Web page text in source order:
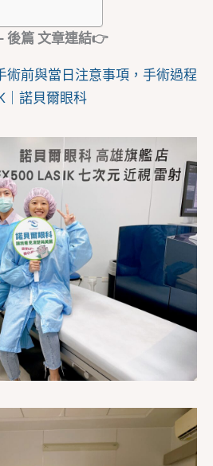
後篇 文章連結👉
術前與當日注意事項，手術過程
｜諾貝爾眼科